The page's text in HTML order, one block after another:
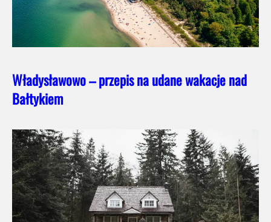
Władysławowo – przepis na udane wakacje nad
Bałtykiem